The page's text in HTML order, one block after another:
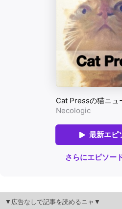
▼広告なしで記事を読めるニャ▼